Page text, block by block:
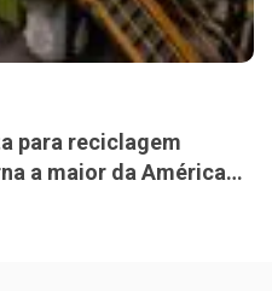
para reciclagem
a maior da América